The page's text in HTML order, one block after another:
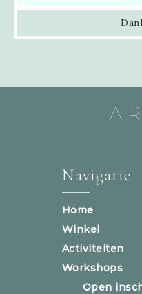
Navigatie
Home
Winkel
Activiteiten
Workshops
Open